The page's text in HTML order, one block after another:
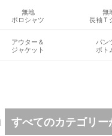
無地
ポロシャツ
無
長袖Ｔ
アウター＆
ジャケット
パン
ボト